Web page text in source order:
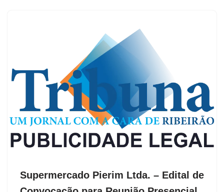
Supermercado Pierim Ltda. – Edital de